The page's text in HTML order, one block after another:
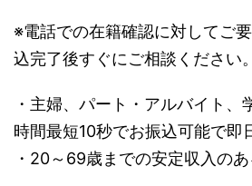
※電話での在籍確認に対してご
込完了後すぐにご相談ください。
・主婦、パート・アルバイト、
時間最短10秒でお振込可能で即
・20～69歳までの安定収入の